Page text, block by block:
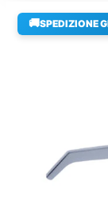
🚚SPEDIZIONE